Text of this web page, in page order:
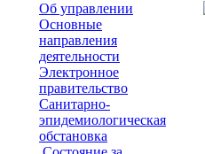
Об управлении
Основные
направления
деятельности
Электронное
правительство
Санитарно-
эпидемиологическая
обстановка